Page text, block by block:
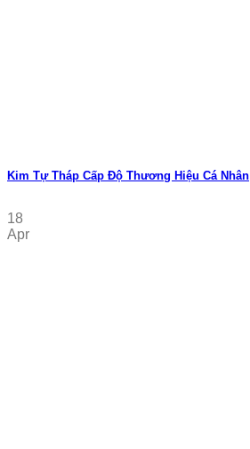
Kim Tự Tháp Cấp Độ Thương Hiệu Cá Nhân
18
Apr